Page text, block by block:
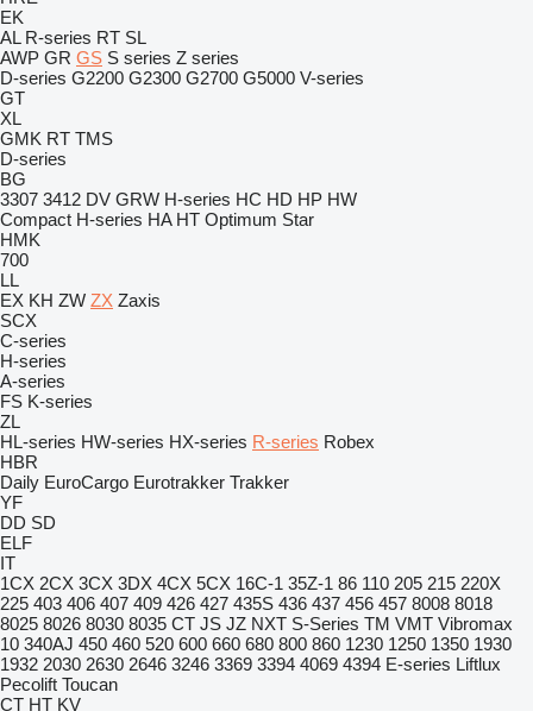
EK
AL R-series RT SL
AWP GR GS S series Z series
D-series G2200 G2300 G2700 G5000 V-series
GT
XL
GMK RT TMS
D-series
BG
3307 3412 DV GRW H-series HC HD HP HW
Compact H-series HA HT Optimum Star
HMK
700
LL
EX KH ZW ZX Zaxis
SCX
C-series
H-series
A-series
FS K-series
ZL
HL-series HW-series HX-series R-series Robex
HBR
Daily EuroCargo Eurotrakker Trakker
YF
DD SD
ELF
IT
1CX 2CX 3CX 3DX 4CX 5CX 16C-1 35Z-1 86 110 205 215 220X
225 403 406 407 409 426 427 435S 436 437 456 457 8008 8018
8025 8026 8030 8035 CT JS JZ NXT S-Series TM VMT Vibromax
10 340AJ 450 460 520 600 660 680 800 860 1230 1250 1350 1930
1932 2030 2630 2646 3246 3369 3394 4069 4394 E-series Liftlux
Pecolift Toucan
CT HT KV